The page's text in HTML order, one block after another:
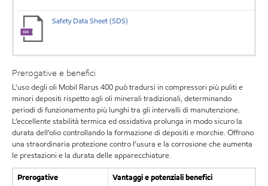
Safety Data Sheet (SDS)
Prerogative e benefici
L'uso degli oli Mobil Rarus 400 può tradursi in compressori più puliti e
minori depositi rispetto agli oli minerali tradizionali, determinando
periodi di funzionamento più lunghi tra gli intervalli di manutenzione.
L’eccellente stabilità termica ed ossidativa prolunga in modo sicuro la
durata dell’olio controllando la formazione di depositi e morchie. Offrono
una straordinaria protezione contro l’usura e la corrosione che aumenta
le prestazioni e la durata delle apparecchiature.
Prerogative Vantaggi e potenziali benefici